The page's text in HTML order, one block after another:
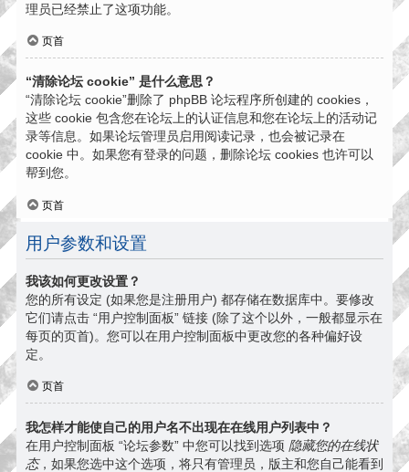
理员已经禁止了这项功能。
页首
“清除论坛 cookie” 是什么意思？
“清除论坛 cookie”删除了 phpBB 论坛程序所创建的 cookies，
这些 cookie 包含您在论坛上的认证信息和您在论坛上的活动记
录等信息。如果论坛管理员启用阅读记录，也会被记录在
cookie 中。如果您有登录的问题，删除论坛 cookies 也许可以
帮到您。
页首
用户参数和设置
我该如何更改设置？
您的所有设定 (如果您是注册用户) 都存储在数据库中。要修改
它们请点击 “用户控制面板” 链接 (除了这个以外，一般都显示在
每页的页首)。您可以在用户控制面板中更改您的各种偏好设
定。
页首
我怎样才能使自己的用户名不出现在在线用户列表中？
在用户控制面板 “论坛参数” 中您可以找到选项 隐藏您的在线状
态，如果您选中这个选项，将只有管理员，版主和您自己能看到